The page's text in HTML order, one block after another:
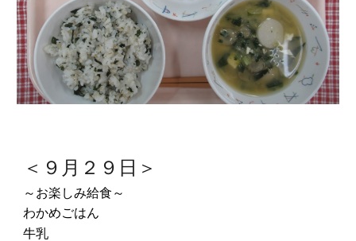
＜９月２ ９ 日＞
～お楽しみ給食～
わかめごはん
牛乳